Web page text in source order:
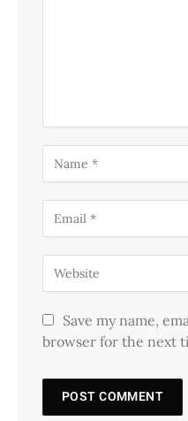
Save my name,
browser for the next